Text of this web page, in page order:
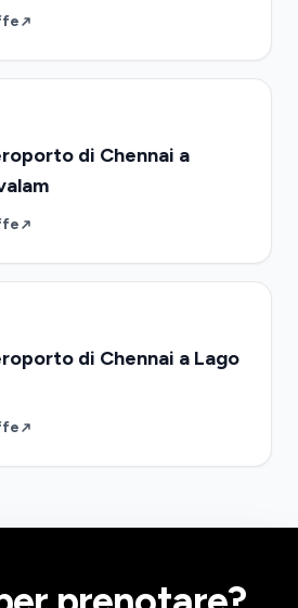
di Chennai a
di Chennai a Lago